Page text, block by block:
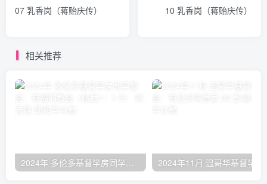
07 乳香岗（蒋贻庆传）
10 乳香岗（蒋贻庆传）
相关推荐
2024年 多伦多基督学房同学聚会：有福的教会（帖后1：1-5） 刘志雄